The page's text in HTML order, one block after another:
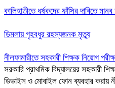
কালিহাতীতে ধর্ষকদের ফাঁসির দাবিতে
ডিমলায় গৃহবধুর রহস্যজনক মৃত্যু
নীলফামারীতে সহকারী শিক্ষক নিয়োগ
সরকারি প্রাথমিক বিদ্যালয়ের সহকারী
ডিভাইস ও মোবাইল ফোন ব্যবহার করায়